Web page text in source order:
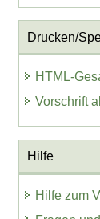
Drucken/
HTML-
Vorschrift
Hilfe
Hilfe zum